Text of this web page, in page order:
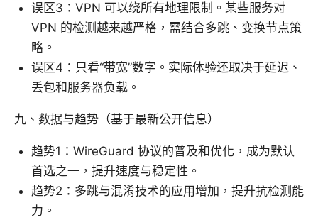
误区3：VPN 可以绕所有地理限制。某些服务对
VPN 的检测越来越严格，需结合多跳、变换节点策
略。
误区4：只看“带宽”数字。实际体验还取决于延迟、
丢包和服务器负载。
九、数据与趋势（基于最新公开信息）
趋势1：WireGuard 协议的普及和优化，成为默认
首选之一，提升速度与稳定性。
趋势2：多跳与混淆技术的应用增加，提升抗检测能
力。